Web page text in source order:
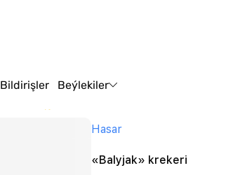
Bildirişler Beýlekiler
Hasar
«Balyjak» krekeri